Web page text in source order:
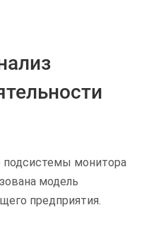
монитора
модель
предприятия.